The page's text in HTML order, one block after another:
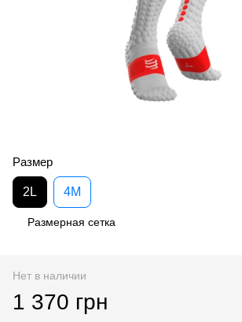
Размер
2L 4M
Размерная сетка
Нет в наличии
1 370 грн